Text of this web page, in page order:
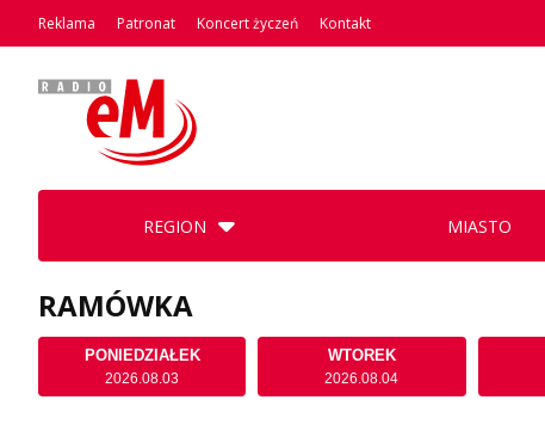
Reklama Patronat Koncert życzeń Kontakt
REGION MIASTO
RAMÓWKA
PONIEDZIAŁEK
2026.08.03
WTOREK
2026.08.04